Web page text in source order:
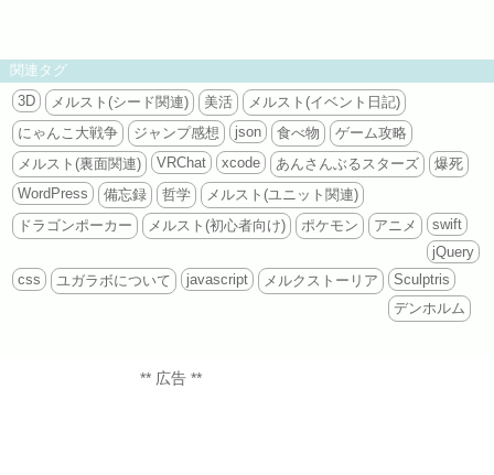
関連タグ
3D
メルスト(シード関連) 美活
メルスト(イベント日記)
にゃんこ大戦争
ジャンプ感想 json 食べ物
ゲーム攻略
メルスト(裏面関連)
VRChat xcode あんさんぶるスターズ
爆死
WordPress
備忘録 哲学
メルスト(ユニット関連)
ドラゴンポーカー
メルスト(初心者向け) ポケモン アニメ
swift
jQuery
css
ユガラボについて javascript メルクストーリア
Sculptris
デンホルム
** 広告 **